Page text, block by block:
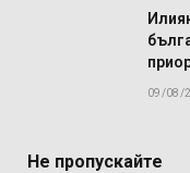
09/08/
Не пропускайте